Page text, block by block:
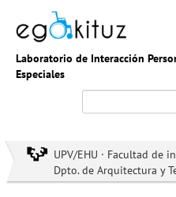
Laboratorio de Interacción
Especiales
UPV/EHU · Facultad de
Dpto. de Arquitectura y